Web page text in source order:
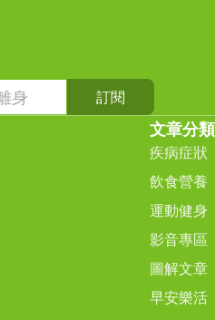
訂閱
文章分類
疾病症狀
飲食營養
運動健身
影音專區
圖解文章
早安樂活